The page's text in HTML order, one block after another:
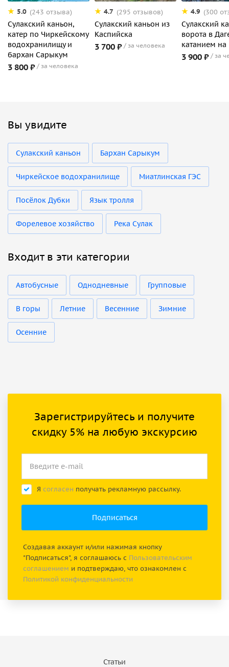
5.0 (243 отзыва)
Сулакский каньон,
катер по Чиркейскому
водохранилищу и
бархан Сарыкум
3 800 ₽ за человека
4.7 (295 отзывов)
Сулакский каньон из
Каспийска
3 700 ₽ за человека
4.9 (300
Сулакский
ворота в
катанием на
3 900 ₽ за
Вы увидите
Сулакский каньон Бархан Сарыкум
Чиркейское водохранилище Миатлинская ГЭС
Посёлок Дубки Язык тролля
Форелевое хозяйство Река Сулак
Входит в эти категории
Автобусные Однодневные Групповые
В горы Летние Весенние Зимние
Осенние
Зарегистрируйтесь и получите
скидку 5% на любую экскурсию
Я согласен получать рекламную рассылку.
Создавая аккаунт и/или нажимая кнопку
"Подписаться", я соглашаюсь с Пользовательским
соглашением и подтверждаю, что ознакомлен с
Политикой конфиденциальности
Статьи